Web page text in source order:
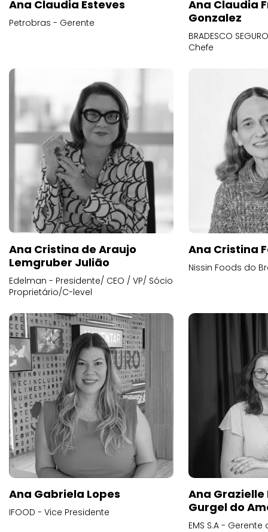
Ana Claudia Esteves
Petrobras - Gerente
Ana Claudia
Gonzalez
BRADESCO
Chefe
Ana Cristina de Araujo
Lemgruber Julião
Edelman - Presidente/ CEO / VP/ Sócio
Proprietário/C-level
Ana Cristina
Nissin Foods do
Ana Gabriela Lopes
IFOOD - Vice Presidente
Ana
Gurgel do
EMS S.A -